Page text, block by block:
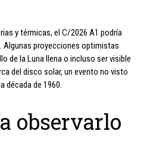
y térmicas, el C/2026 A1 podría
Algunas proyecciones optimistas
de la Luna llena o incluso ser visible
del disco solar, un evento no visto
década de 1960.
observarlo